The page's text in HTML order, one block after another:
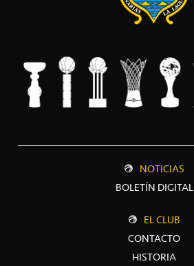
NOTICIAS
BOLETÍN DIGITAL
EL CLUB
CONTACTO
HISTORIA